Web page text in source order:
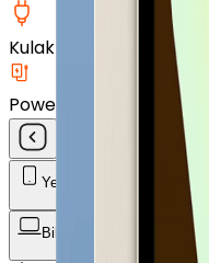
Kulak İçi Kulaklık
Powerbank
Yenilenmiş Telefon
Bilgisayar / Tablet